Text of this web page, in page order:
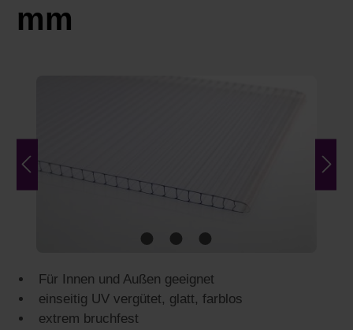
mm
Für Innen und Außen geeignet
einseitig UV vergütet, glatt, farblos
extrem bruchfest